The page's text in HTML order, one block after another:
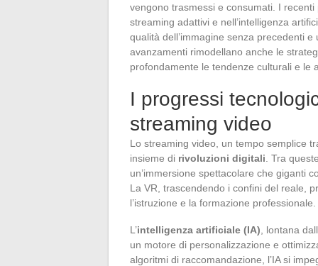
vengono trasmessi e consumati. I
streaming adattivi e nell’intelligenza
qualità dell’immagine senza precedenti
avanzamenti rimodellano anche le
profondamente le tendenze culturali e le
I progressi
streaming video
Lo streaming video, un tempo semplice
insieme di rivoluzioni digitali . Tra
un’immersione spettacolare che giganti
La VR, trascendendo i confini del reale,
l’istruzione e la formazione professionale.
L’intelligenza artificiale (IA) , lontana
un motore di personalizzazione e
algoritmi di raccomandazione, l’IA si